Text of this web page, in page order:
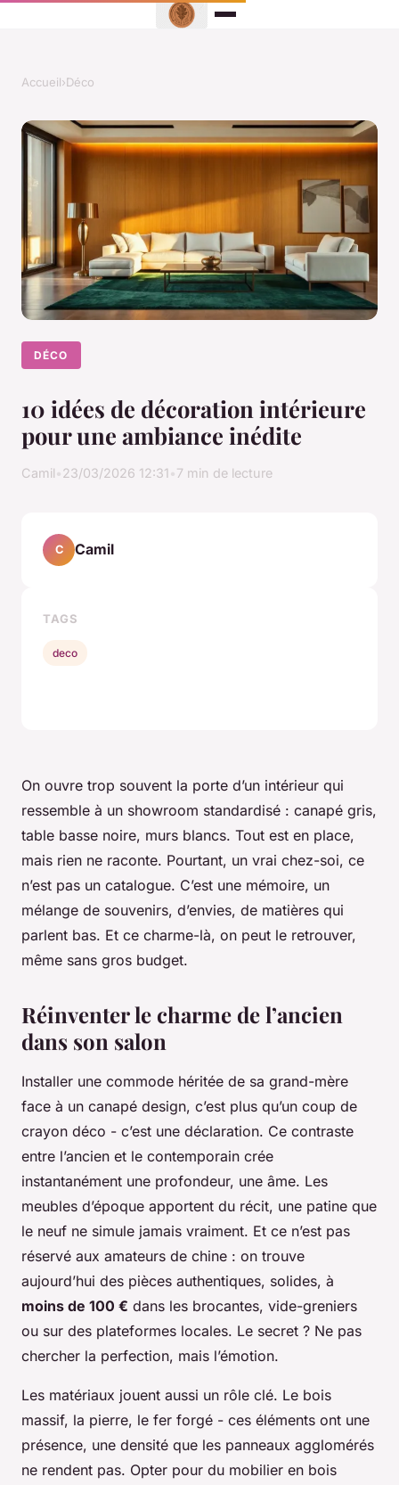
Accueil›Déco
DÉCO
10 idées de décoration intérieure
pour une ambiance inédite
Camil 23/03/2026 12:31 7 min de lecture
On ouvre trop souvent la porte d’un intérieur qui
ressemble à un showroom standardisé : canapé gris,
table basse noire, murs blancs. Tout est en place,
mais rien ne raconte. Pourtant, un vrai chez-soi, ce
n’est pas un catalogue. C’est une mémoire, un
mélange de souvenirs, d’envies, de matières qui
parlent bas. Et ce charme-là, on peut le retrouver,
même sans gros budget.
Réinventer le charme de l’ancien
dans son salon
Installer une commode héritée de sa grand-mère
face à un canapé design, c’est plus qu’un coup de
crayon déco - c’est une déclaration. Ce contraste
entre l’ancien et le contemporain crée
instantanément une profondeur, une âme. Les
meubles d’époque apportent du récit, une patine que
le neuf ne simule jamais vraiment. Et ce n’est pas
réservé aux amateurs de chine : on trouve
aujourd’hui des pièces authentiques, solides, à
moins de 100 € dans les brocantes, vide-greniers
ou sur des plateformes locales. Le secret ? Ne pas
chercher la perfection, mais l’émotion.
Les matériaux jouent aussi un rôle clé. Le bois
massif, la pierre, le fer forgé - ces éléments ont une
présence, une densité que les panneaux agglomérés
ne rendent pas. Opter pour du mobilier en bois
C Camil
TAGS
deco